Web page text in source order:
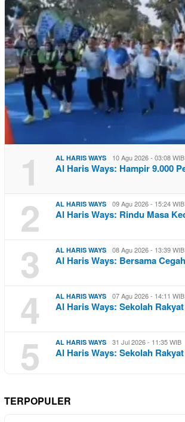
1 AL HARIS WAYS 10 Agu 2026 - 03:08 WIB
Al Haris Ways: Hampir 9.000
2 AL HARIS WAYS 09 Agu 2026 - 15:24 WIB
Al Haris Ways: Rindu Masa
3 AL HARIS WAYS 08 Agu 2026 - 13:39 WIB
Al Haris Ways: Bersama
4 AL HARIS WAYS 07 Agu 2026 - 14:11 WIB
Al Haris Ways: Sekolah
5 AL HARIS WAYS 31 Jul 2026 - 11:35 WIB
Al Haris Ways: Sekolah
TERPOPULER